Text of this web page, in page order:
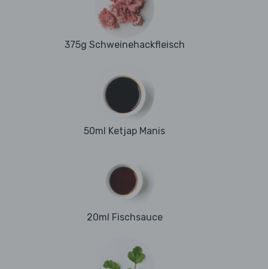
375g Schweinehackfleisch
50ml Ketjap Manis
20ml Fischsauce